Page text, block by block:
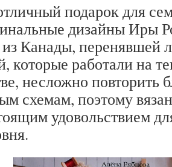
подарок для
дизайны Иры
Канады, перенявшей
которые работали на
несложно повторить
схемам, поэтому
удовольствием